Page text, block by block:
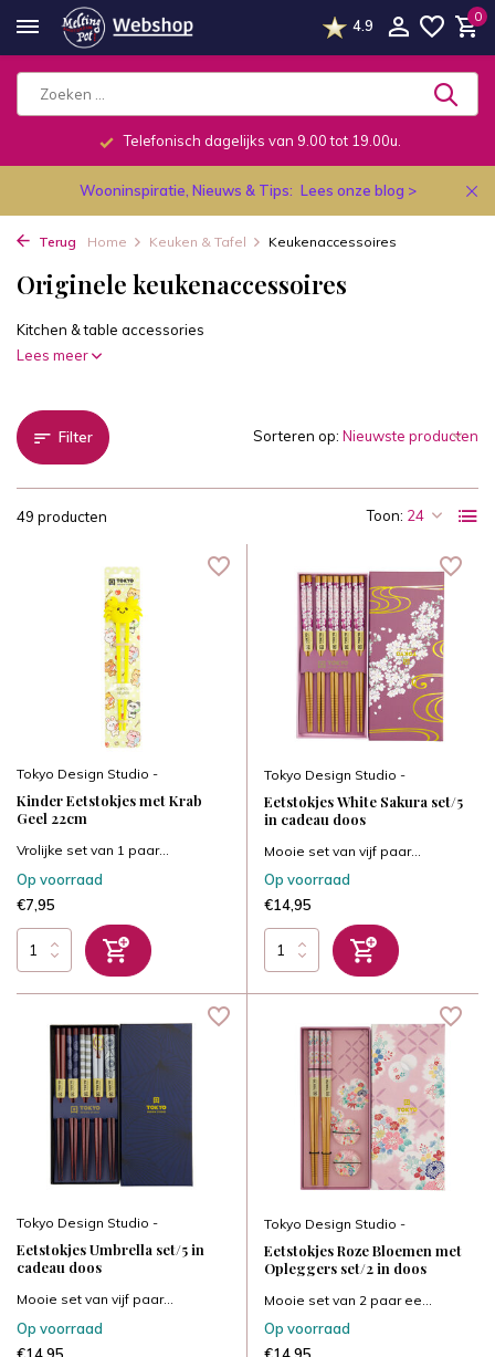
4.9
0
Telefonisch dagelijks van 9.00 tot 19.00u.
Wooninspiratie, Nieuws & Tips: Lees onze blog >
Terug Home Keuken & Tafel Keukenaccessoires
Originele keukenaccessoires
Kitchen & table accessories
Lees meer
Filter
49 producten Toon:
Sorteren op:
Tokyo Design Studio -
Kinder Eetstokjes met Krab
Geel 22cm
Vrolijke set van 1 paar...
Op voorraad
€7,95
Tokyo Design Studio -
Eetstokjes White Sakura set/5
in cadeau doos
Mooie set van vijf paar...
Op voorraad
€14,95
Tokyo Design Studio -
Eetstokjes Umbrella set/5 in
cadeau doos
Mooie set van vijf paar...
Op voorraad
Tokyo Design Studio -
Eetstokjes Roze Bloemen met
Opleggers set/2 in doos
Mooie set van 2 paar ee...
Op voorraad